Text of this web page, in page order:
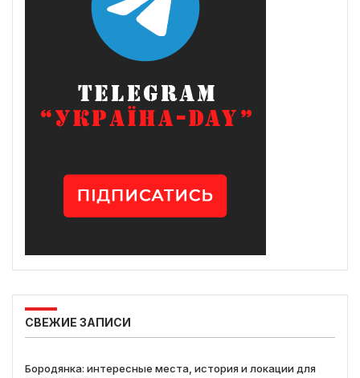
СВЕЖИЕ ЗАПИСИ
Бородянка: интересные места, история и локации для